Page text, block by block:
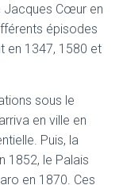
Jacques Cœur en
épisodes
en 1347, 1580 et
sous le
en ville en
Puis, la
1852, le Palais
en 1870. Ces